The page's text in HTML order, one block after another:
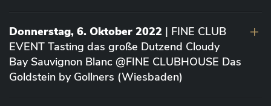
Donnerstag, 6. Oktober 2022 | FINE CLUB
EVENT Tasting das große Dutzend Cloudy
Bay Sauvignon Blanc @FINE CLUBHOUSE Das
Goldstein by Gollners (Wiesbaden)